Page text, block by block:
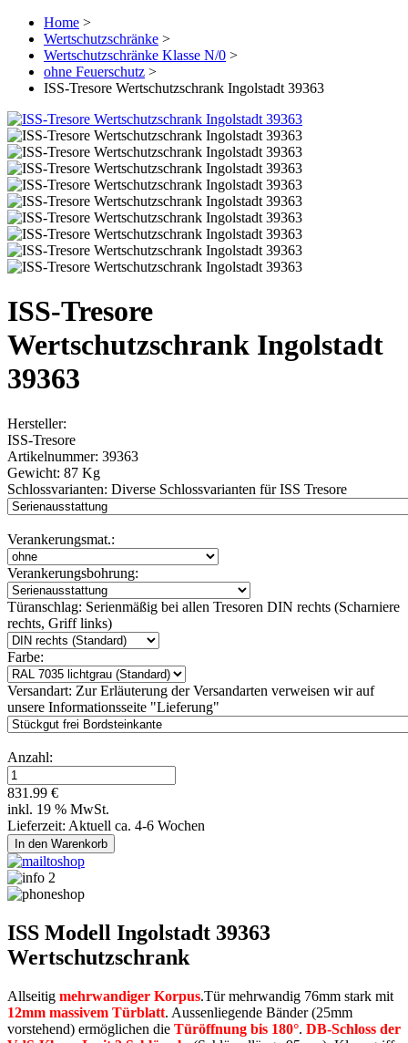
Home >
Wertschutzschränke >
Wertschutzschränke Klasse N/0 >
ohne Feuerschutz >
ISS-Tresore Wertschutzschrank Ingolstadt 39363
ISS-Tresore
Wertschutzschrank Ingolstadt
39363
Hersteller:
ISS-Tresore
Artikelnummer: 39363
Gewicht: 87 Kg
Schlossvarianten: Diverse Schlossvarianten für ISS Tresore
Verankerungsmat.:
Verankerungsbohrung:
Türanschlag: Serienmäßig bei allen Tresoren DIN rechts (Scharniere
rechts, Griff links)
Farbe:
Versandart: Zur Erläuterung der Versandarten verweisen wir auf
unsere Informationsseite "Lieferung"
Anzahl:
831.99 €
inkl. 19 % MwSt.
Lieferzeit: Aktuell ca. 4-6 Wochen
ISS Modell Ingolstadt 39363
Wertschutzschrank
Allseitig mehrwandiger Korpus.Tür mehrwandig 76mm stark mit
12mm massivem Türblatt. Aussenliegende Bänder (25mm
vorstehend) ermöglichen die Türöffnung bis 180°. DB-Schloss der